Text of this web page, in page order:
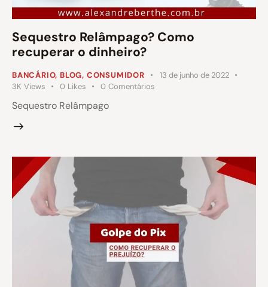
Sequestro Relâmpago? Como
recuperar o dinheiro?
BANCÁRIO, BLOG, CONSUMIDOR
13 de junho de 2022
3K Views 0 Likes 0 Comentários
Sequestro Relâmpago